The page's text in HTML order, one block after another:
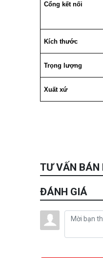
Cổng kết nối
Kích thước
Trọng lượng
Xuất xứ
TƯ VẤN BÁN
ĐÁNH GIÁ